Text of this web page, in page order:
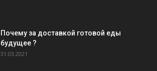
Почему за доставкой готовой еды
будущее ?
31.03.2021